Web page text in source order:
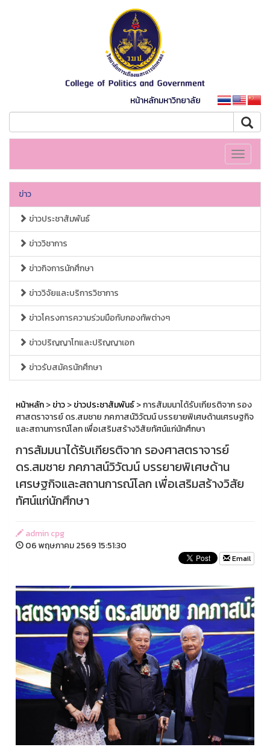
หน้าหลักมหาวิทยาลัย
Toggle
ข่าว
ข่าวประชาสัมพันธ์
ข่าววิชาการ
ข่าวกิจการนักศึกษา
ข่าววิจัยและบริการวิชาการ
ข่าวโครงการความร่วมมือกับกองทัพต่างๆ
ข่าวปริญญาโทและปริญญาเอก
ข่าวรับสมัครนักศึกษา
หน้าหลัก>ข่าว>ข่าวประชาสัมพันธ์> การสัมมนาได้รับเกียรติจาก รอง
ศาสตราจารย์ ดร.สมชาย ภคภาสน์วิวัฒน์ บรรยายพิเศษด้านเศรษฐกิจ
และสถานการณ์โลก เพื่อเสริมสร้างวิสัยทัศน์แก่นักศึกษา
การสัมมนาได้รับเกียรติจาก รองศาสตราจารย์
ดร.สมชาย ภคภาสน์วิวัฒน์ บรรยายพิเศษด้าน
เศรษฐกิจและสถานการณ์โลก เพื่อเสริมสร้างวิสัย
ทัศน์แก่นักศึกษา
admin cpg
06 พฤษภาคม 2569 15:51:30
Email